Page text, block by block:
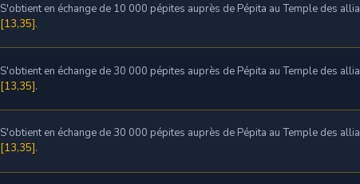
S'obtient en échange de 10 000 pépites auprès de Pépita au Temple des
[13,35].
S'obtient en échange de 30 000 pépites auprès de Pépita au Temple des
[13,35].
S'obtient en échange de 30 000 pépites auprès de Pépita au Temple des
[13,35].